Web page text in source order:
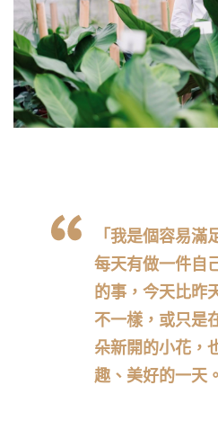
「我是個容易滿
每天有做一件自
的事，今天比昨
不一樣，或只是
朵新開的小花，
趣、美好的一天